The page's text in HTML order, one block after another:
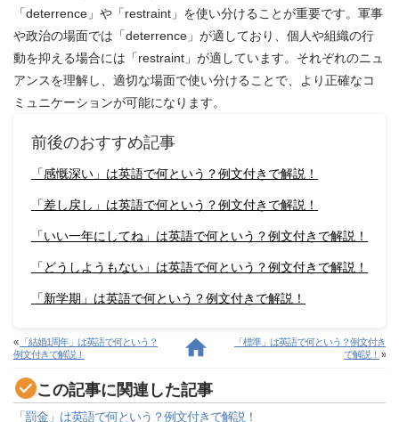
「deterrence」や「restraint」を使い分けることが重要です。軍事
や政治の場面では「deterrence」が適しており、個人や組織の行
動を抑える場合には「restraint」が適しています。それぞれのニュ
アンスを理解し、適切な場面で使い分けることで、より正確なコ
ミュニケーションが可能になります。
前後のおすすめ記事
「感慨深い」は英語で何という？例文付きで解説！
「差し戻し」は英語で何という？例文付きで解説！
「いい一年にしてね」は英語で何という？例文付きで解説！
「どうしようもない」は英語で何という？例文付きで解説！
「新学期」は英語で何という？例文付きで解説！
« 「結婚1周年」は英語で何という？
例文付きで解説！
「標準」は英語で何という？例文付き
で解説！ »
この記事に関連した記事
「罰金」は英語で何という？例文付きで解説！